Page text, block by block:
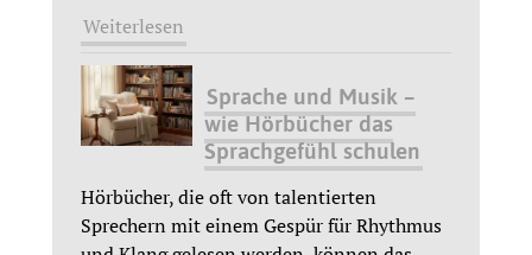
Weiterlesen
Sprache und Musik –
wie Hörbücher das
Sprachgefühl schulen
Hörbücher, die oft von talentierten
Sprechern mit einem Gespür für Rhythmus